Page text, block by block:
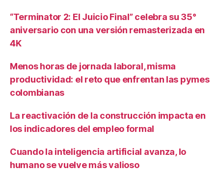
“Terminator 2: El Juicio Final” celebra su 35°
aniversario con una versión remasterizada en
4K
Menos horas de jornada laboral, misma
productividad: el reto que enfrentan las pymes
colombianas
La reactivación de la construcción impacta en
los indicadores del empleo formal
Cuando la inteligencia artificial avanza, lo
humano se vuelve más valioso